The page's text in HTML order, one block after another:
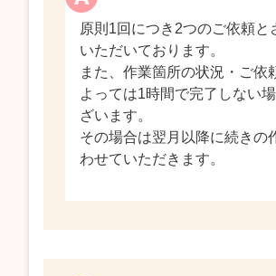
原則1回につき2つのご依頼と
いただいております。
また、作業箇所の状況・ご依
よっては1時間で完了しない
ざいます。
その場合は翌月以降に続きの
わせていただきます。